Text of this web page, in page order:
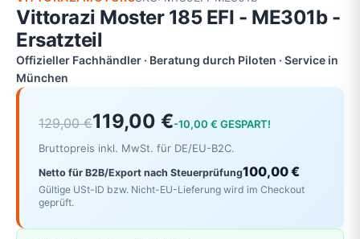
Vittorazi Moster 185 EFI - ME301b -
Ersatzteil
Offizieller Fachhändler · Beratung durch Piloten · Service in
München
129,00 €119,00 €-10,00 € GESPART!
Bruttopreis inkl. MwSt. für DE/EU-B2C.
Netto für B2B/Export nach Steuerprüfung100,00 €
Gültige USt-ID bzw. Nicht-EU-Lieferung wird im Checkout
geprüft.